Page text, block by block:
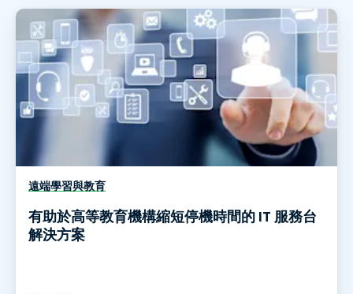
遠端學習與教育
有助於高等教育機構縮短停機時間的 IT 服務台
解決方案